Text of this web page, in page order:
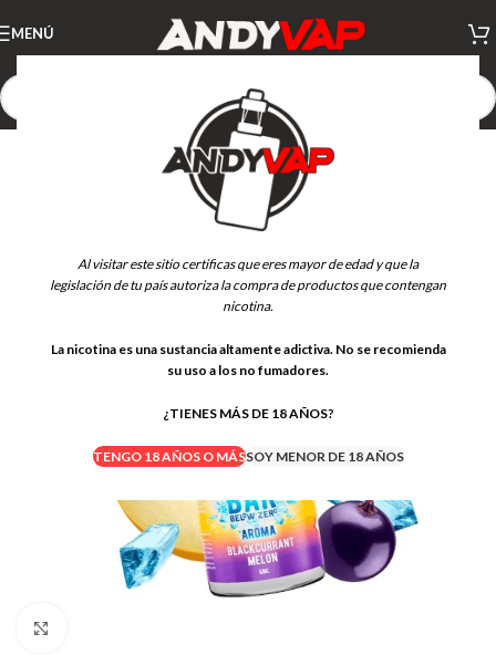
Al visitar este sitio certificas que eres mayor de edad y que la
legislación de tu país autoriza la compra de productos que contengan
nicotina.
La nicotina es una sustancia altamente adictiva. No se recomienda
su uso a los no fumadores.
¿TIENES MÁS DE 18 AÑOS?
TENGO 18 AÑOS O MÁSSOY MENOR DE 18 AÑOS
MENÚ